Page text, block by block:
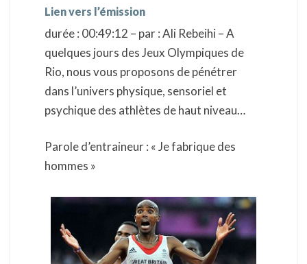
Lien vers l’émission
durée : 00:49:12 – par : Ali Rebeihi – A
quelques jours des Jeux Olympiques de
Rio, nous vous proposons de pénétrer
dans l’univers physique, sensoriel et
psychique des athlètes de haut niveau…
Parole d’entraineur : « Je fabrique des
hommes »